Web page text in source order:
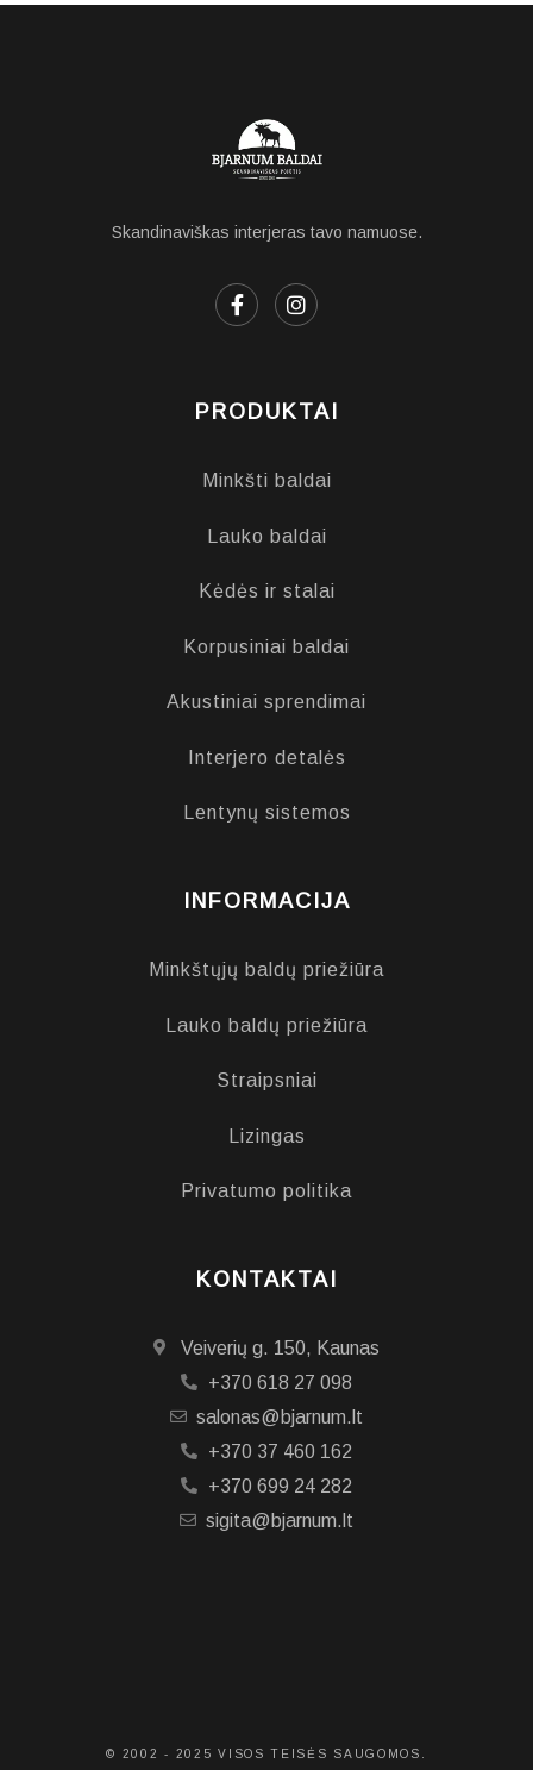
Skandinaviškas interjeras tavo namuose.
PRODUKTAI
Minkšti baldai
Lauko baldai
Kėdės ir stalai
Korpusiniai baldai
Akustiniai sprendimai
Interjero detalės
Lentynų sistemos
INFORMACIJA
Minkštųjų baldų priežiūra
Lauko baldų priežiūra
Straipsniai
Lizingas
Privatumo politika
KONTAKTAI
Veiverių g. 150, Kaunas
+370 618 27 098
salonas@bjarnum.lt
+370 37 460 162
+370 699 24 282
sigita@bjarnum.lt
© 2002 - 2025 VISOS TEISĖS SAUGOMOS.